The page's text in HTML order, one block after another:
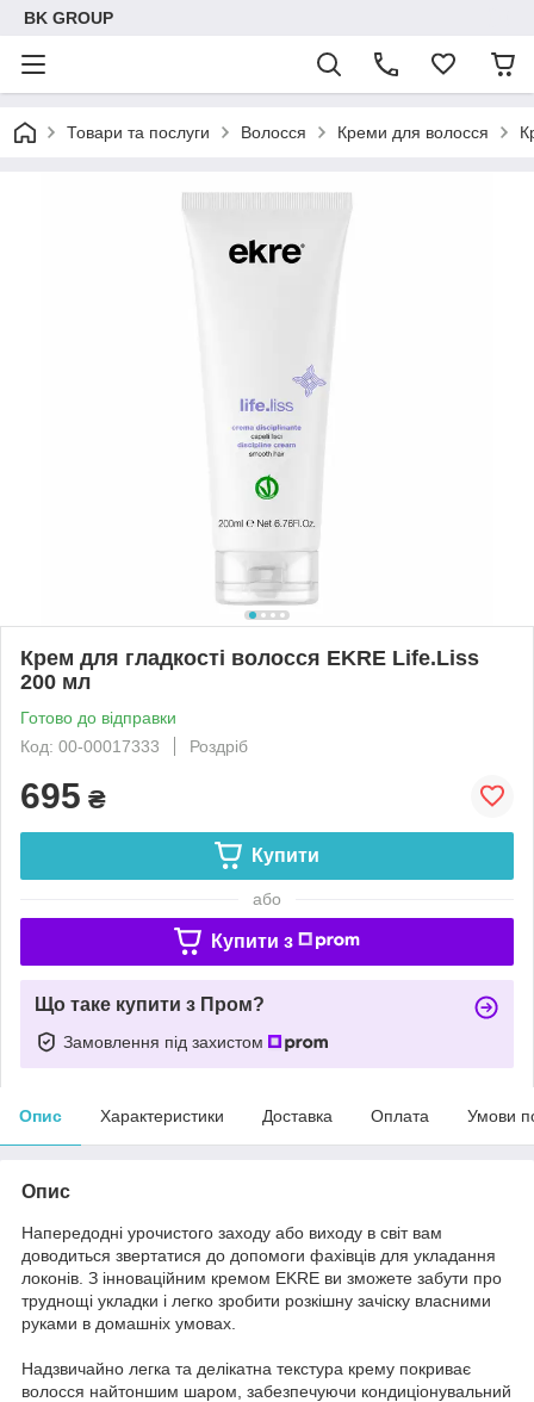
BK GROUP
Товари та послуги Волосся Креми для волосся
Крем для гладкості волосся EKRE Life.Liss
200 мл
Готово до відправки
Код: 00-00017333
Роздріб
695 ₴
Купити
або
Купити з
Що таке купити з Пром?
Замовлення під захистом
Опис Характеристики Доставка Оплата Умови
Опис
Напередодні урочистого заходу або виходу в світ вам
доводиться звертатися до допомоги фахівців для укладання
локонів. З інноваційним кремом EKRE ви зможете забути про
труднощі укладки і легко зробити розкішну зачіску власними
руками в домашніх умовах.
Надзвичайно легка та делікатна текстура крему покриває
волосся найтоншим шаром, забезпечуючи кондиціонувальний